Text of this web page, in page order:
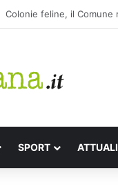
Appuntamenti letterari
SPORT